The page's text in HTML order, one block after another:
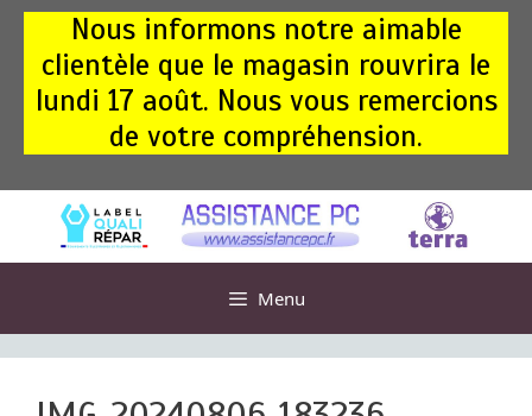
Aller
contenu
Nous informons notre aimable
clientèle que le magasin rouvrira le
lundi 17 août. Nous vous remercions
de votre compréhension.
Menu